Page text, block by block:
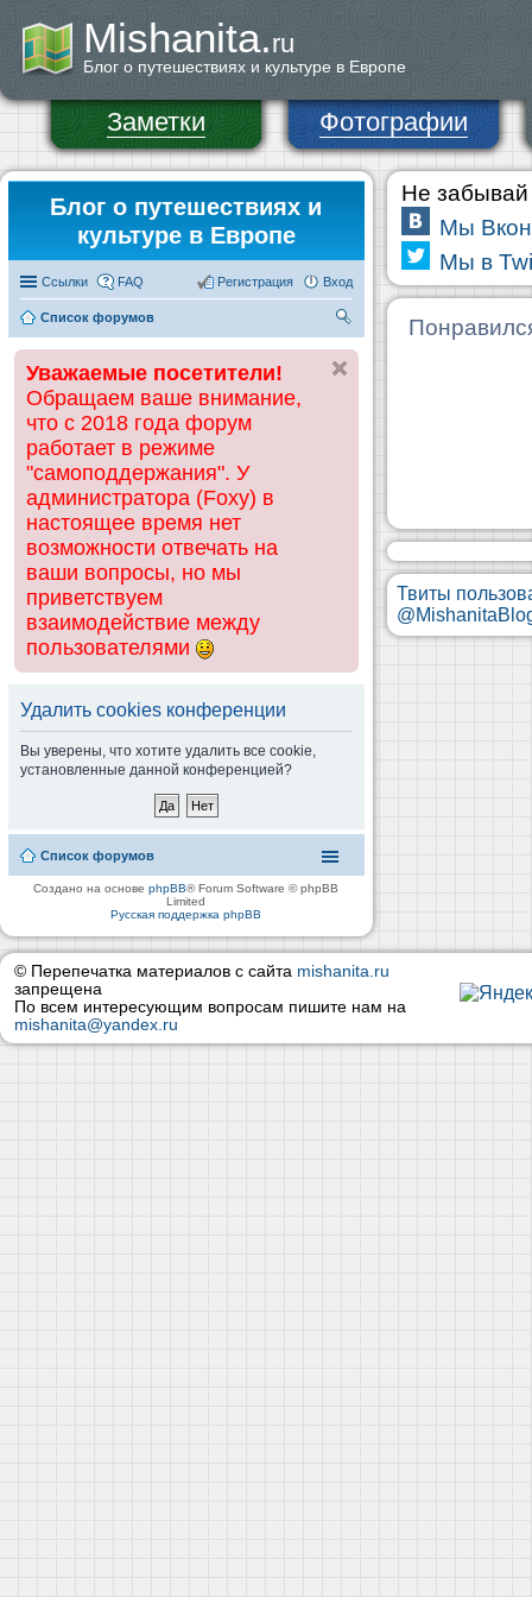
Mishanita.ru
Блог о путешествиях и культуре в Европе
Заметки Фотографии
Блог о путешествиях и
культуре в Европе
Ссылки FAQ Вход
Регистрация
Список форумов
ск
Уважаемые посетители!
Обращаем ваше внимание,
что с 2018 года форум
работает в режиме
"самоподдержания". У
администратора (Foxy) в
настоящее время нет
возможности отвечать на
ваши вопросы, но мы
приветствуем
взаимодействие между
пользователями
Удалить cookies конференции
Вы уверены, что хотите удалить все cookie,
установленные данной конференцией?
Список форумов
Создано на основеphpBB® Forum Software © phpBB
Limited
Русская поддержка phpBB
Не забывай
Мы
Мы в
Твиты
© Перепечатка материалов с сайта mishanita.ru
запрещена
По всем интересующим вопросам пишите нам на
mishanita@yandex.ru